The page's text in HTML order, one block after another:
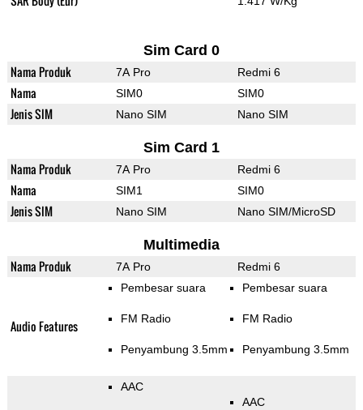
Sim Card 0
Nama Produk 7A Pro Redmi 6
Nama SIM0 SIM0
Jenis SIM Nano SIM Nano SIM
Sim Card 1
Nama Produk 7A Pro Redmi 6
Nama SIM1 SIM0
Jenis SIM Nano SIM Nano SIM/MicroSD
Multimedia
Nama Produk 7A Pro Redmi 6
Audio Features
Pembesar suara
FM Radio
Penyambung 3.5mm
Pembesar suara
FM Radio
Penyambung 3.5mm
AAC
AAC